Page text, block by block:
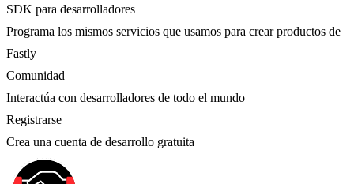
SDK para desarrolladores
Programa los mismos servicios que usamos para crear productos de
Fastly
Comunidad
Interactúa con desarrolladores de todo el mundo
Registrarse
Crea una cuenta de desarrollo gratuita